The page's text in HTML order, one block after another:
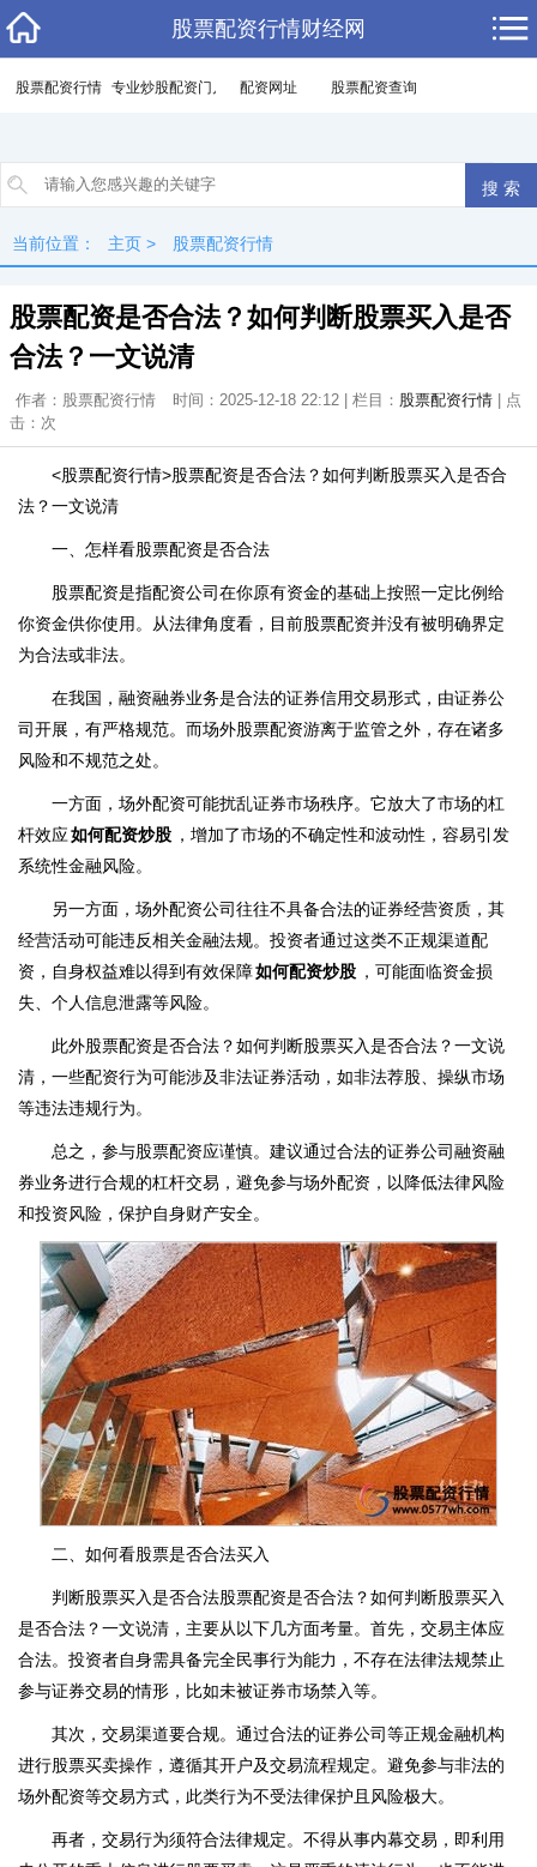
股票配资行情财经网
股票配资行情 专业炒股配资门户 配资网址 股票配资查询
当前位置： 主页 > 股票配资行情
股票配资是否合法？如何判断股票买入是否
合法？一文说清
作者：股票配资行情 时间：2025-12-18 22:12 | 栏目： 股票配资行情 | 点
击： 次
<股票配资行情>股票配资是否合法？如何判断股票买入是否合
法？一文说清
一、怎样看股票配资是否合法
股票配资是指配资公司在你原有资金的基础上按照一定比例给
你资金供你使用。从法律角度看，目前股票配资并没有被明确界定
为合法或非法。
在我国，融资融券业务是合法的证券信用交易形式，由证券公
司开展，有严格规范。而场外股票配资游离于监管之外，存在诸多
风险和不规范之处。
一方面，场外配资可能扰乱证券市场秩序。它放大了市场的杠
杆效应如何配资炒股 ，增加了市场的不确定性和波动性，容易引发
系统性金融风险。
另一方面，场外配资公司往往不具备合法的证券经营资质，其
经营活动可能违反相关金融法规。投资者通过这类不正规渠道配
资，自身权益难以得到有效保障如何配资炒股 ，可能面临资金损
失、个人信息泄露等风险。
此外股票配资是否合法？如何判断股票买入是否合法？一文说
清，一些配资行为可能涉及非法证券活动，如非法荐股、操纵市场
等违法违规行为。
总之，参与股票配资应谨慎。建议通过合法的证券公司融资融
券业务进行合规的杠杆交易，避免参与场外配资，以降低法律风险
和投资风险，保护自身财产安全。
二、如何看股票是否合法买入
判断股票买入是否合法股票配资是否合法？如何判断股票买入
是否合法？一文说清，主要从以下几方面考量。首先，交易主体应
合法。投资者自身需具备完全民事行为能力，不存在法律法规禁止
参与证券交易的情形，比如未被证券市场禁入等。
其次，交易渠道要合规。通过合法的证券公司等正规金融机构
进行股票买卖操作，遵循其开户及交易流程规定。避免参与非法的
场外配资等交易方式，此类行为不受法律保护且风险极大。
再者，交易行为须符合法律规定。不得从事内幕交易，即利用